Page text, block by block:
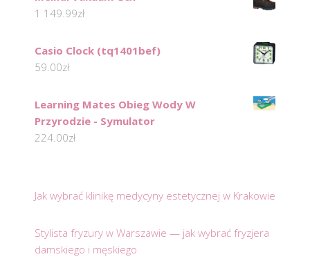
1 149.99zł
Casio Clock (tq1401bef)
59.00zł
Learning Mates Obieg Wody W
Przyrodzie - Symulator
224.00zł
Jak wybrać klinikę medycyny estetycznej w Krakowie
Stylista fryzury w Warszawie — jak wybrać fryzjera
damskiego i męskiego